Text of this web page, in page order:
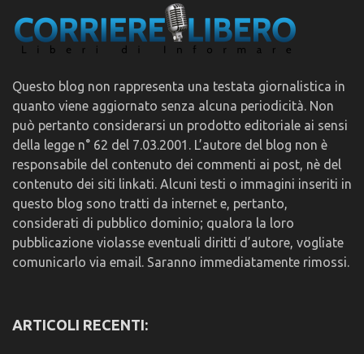
Questo blog non rappresenta una testata giornalistica in
quanto viene aggiornato senza alcuna periodicità. Non
può pertanto considerarsi un prodotto editoriale ai sensi
della legge n° 62 del 7.03.2001. L’autore del blog non è
responsabile del contenuto dei commenti ai post, nè del
contenuto dei siti linkati. Alcuni testi o immagini inseriti in
questo blog sono tratti da internet e, pertanto,
considerati di pubblico dominio; qualora la loro
pubblicazione violasse eventuali diritti d’autore, vogliate
comunicarlo via email. Saranno immediatamente rimossi.
ARTICOLI RECENTI: